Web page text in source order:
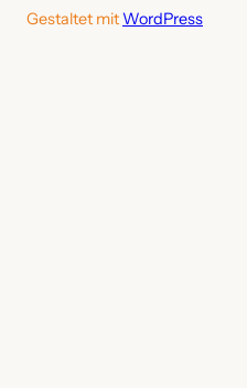
Gestaltet mit WordPress